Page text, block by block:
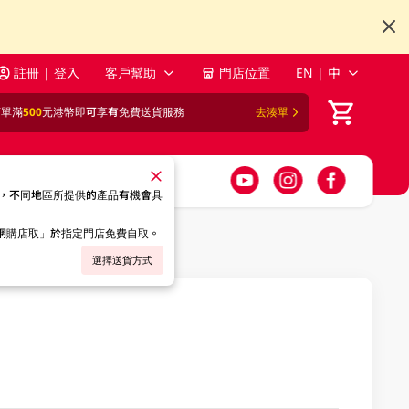
註冊 | 登入 客戶幫助 門店位置 EN | 中
滿500元港幣即可享有免費送貨服務 去湊單
不同地區所提供的產品有機會具
購店取」於指定門店免費自取。
選擇送貨方式